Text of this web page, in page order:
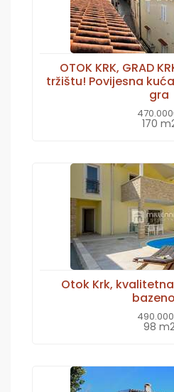
OTOK KRK, GRAD
tržištu! Povijesna
gra
170
Otok Krk,
98